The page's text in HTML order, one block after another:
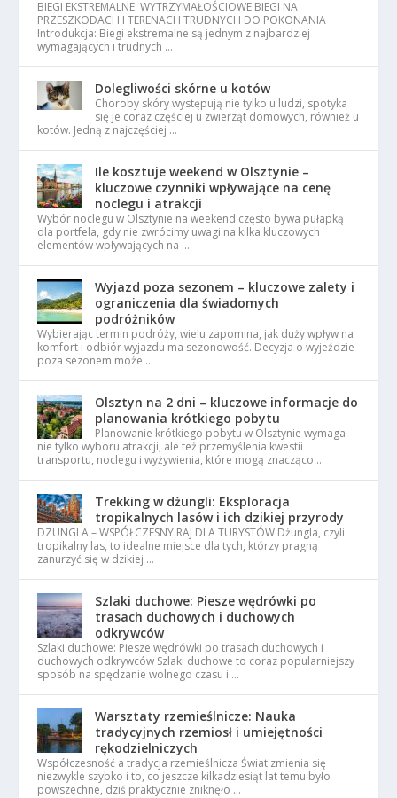
BIEGI EKSTREMALNE: WYTRZYMAŁOŚCIOWE BIEGI NA
PRZESZKODACH I TERENACH TRUDNYCH DO POKONANIA
Introdukcja: Biegi ekstremalne są jednym z najbardziej
wymagających i trudnych …
Dolegliwości skórne u kotów
Choroby skóry występują nie tylko u ludzi, spotyka
się je coraz częściej u zwierząt domowych, również u
kotów. Jedną z najczęściej …
Ile kosztuje weekend w Olsztynie –
kluczowe czynniki wpływające na cenę
noclegu i atrakcji
Wybór noclegu w Olsztynie na weekend często bywa pułapką
dla portfela, gdy nie zwrócimy uwagi na kilka kluczowych
elementów wpływających na …
Wyjazd poza sezonem – kluczowe zalety i
ograniczenia dla świadomych
podróżników
Wybierając termin podróży, wielu zapomina, jak duży wpływ na
komfort i odbiór wyjazdu ma sezonowość. Decyzja o wyjeździe
poza sezonem może …
Olsztyn na 2 dni – kluczowe informacje do
planowania krótkiego pobytu
Planowanie krótkiego pobytu w Olsztynie wymaga
nie tylko wyboru atrakcji, ale też przemyślenia kwestii
transportu, noclegu i wyżywienia, które mogą znacząco …
Trekking w dżungli: Eksploracja
tropikalnych lasów i ich dzikiej przyrody
DZUNGLA – WSPÓŁCZESNY RAJ DLA TURYSTÓW Dżungla, czyli
tropikalny las, to idealne miejsce dla tych, którzy pragną
zanurzyć się w dzikiej …
Szlaki duchowe: Piesze wędrówki po
trasach duchowych i duchowych
odkrywców
Szlaki duchowe: Piesze wędrówki po trasach duchowych i
duchowych odkrywców Szlaki duchowe to coraz popularniejszy
sposób na spędzanie wolnego czasu i …
Warsztaty rzemieślnicze: Nauka
tradycyjnych rzemiosł i umiejętności
rękodzielniczych
Współczesność a tradycja rzemieślnicza Świat zmienia się
niezwykle szybko i to, co jeszcze kilkadziesiąt lat temu było
powszechne, dziś praktycznie zniknęło …